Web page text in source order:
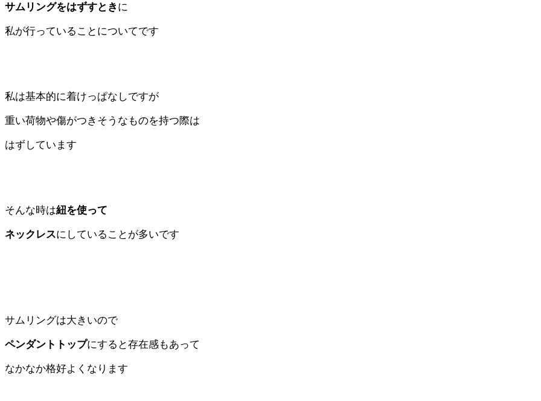
サムリングをはずすとき に
私が行っていることについてです
私は基本的に着けっぱなしですが
重い荷物や傷がつきそうなものを持つ際は
はずしています
そんな時は紐を使って
ネックレスにしていることが多いです
サムリングは大きいので
ペンダントトップにすると存在感もあって
なかなか格好よくなります